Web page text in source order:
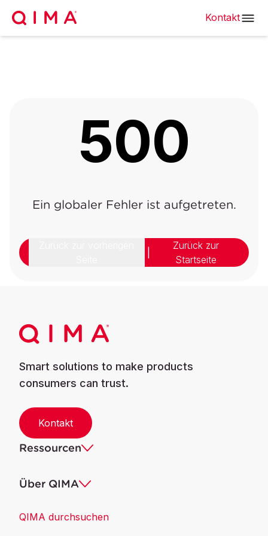
Kontakt
500
Ein globaler Fehler ist aufgetreten.
Zurück zur
Startseite
Smart solutions to make products
consumers can trust.
Kontakt
Ressourcen
Über QIMA
QIMA durchsuchen